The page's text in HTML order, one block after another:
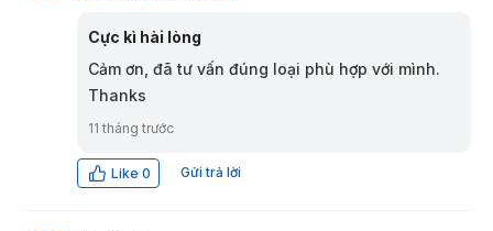
Cực kì hài lòng
Cảm ơn, đã tư vấn đúng loại phù hợp với mình.
Thanks
11 tháng trước
Like 0 Gửi trả lời